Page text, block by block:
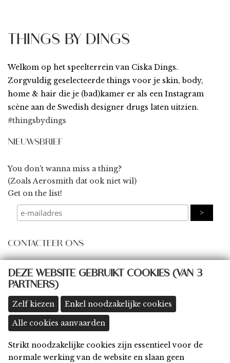
DEZE WEBSITE GEBRUIKT COOKIES (VAN 3
PARTNERS)
Zelf kiezen Enkel noodzakelijke cookies
Alle cookies aanvaarden
Strikt noodzakelijke cookies zijn essentieel voor de
normale werking van de website en slaan geen
THINGS BY DINGS
Welkom op het speelterrein van Ciska Dings.
Zorgvuldig geselecteerde things voor je skin, body,
home & hair die je (bad)kamer er als een Instagram
scène aan de Swedish designer drugs laten uitzien.
#thingsbydings
NIEUWSBRIEF
You don't wanna miss a thing?
(Zoals Aerosmith dat ook niet wil)
Get on the list!
CONTACTEER ONS
some@thingsbydings.com
@thingsbydings
shop: Klein Boom 8A, 2580 Putte(meer details >>)
Home